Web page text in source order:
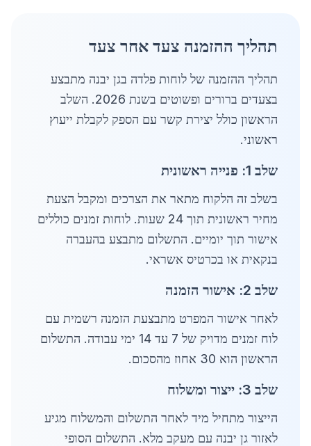
תהליך ההזמנה צעד אחר צעד
תהליך ההזמנה של לוחות פלדה בגן יבנה מתבצע
בצעדים ברורים ופשוטים בשנת 2026. השלב
הראשון כולל יצירת קשר עם הספק לקבלת ייעוץ
ראשוני.
שלב 1: פנייה ראשונית
בשלב זה הלקוח מתאר את הצרכים ומקבל הצעת
מחיר ראשונית תוך 24 שעות. לוחות זמנים כוללים
אישור תוך יומיים. התשלום מתבצע בהעברה
בנקאית או בכרטיס אשראי.
שלב 2: אישור הזמנה
לאחר אישור המפרט מתבצעת הזמנה רשמית עם
לוח זמנים מדויק של 7 עד 14 ימי עבודה. התשלום
הראשון הוא 30 אחוז מהסכום.
שלב 3: ייצור ומשלוח
הייצור מתחיל מיד לאחר התשלום והמשלוח מגיע
לאזור גן יבנה עם מעקב מלא. התשלום הסופי